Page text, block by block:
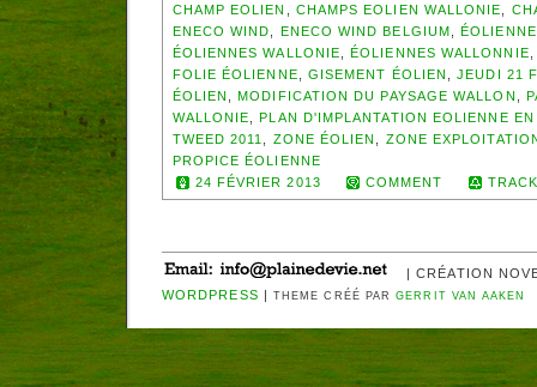
CHAMP EOLIEN
CHAMPS EOLIEN WALLONIE
ENECO WIND
ENECO WIND BELGIUM ,
ÉOLIENNES WALLONIE ,ÉOLIENNES WALLONNIE
FOLIE ÉOLIENNE
GISEMENT ÉOLIEN ,JEUDI 21
ÉOLIEN
,MODIFICATION DU PAYSAGE WALLON
WALLONIE ,PLAN D'IMPLANTATION EOLIENNE
TWEED 2011
ZONE ÉOLIEN
ZONE
PROPICE ÉOLIENNE
24 FÉVRIER 2013
COMMENT
| CRÉATION
WORDPRESS
THEME CRÉÉ PARGERRIT VAN AAKEN